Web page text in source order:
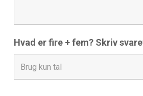
Hvad er fire + fem? Skriv